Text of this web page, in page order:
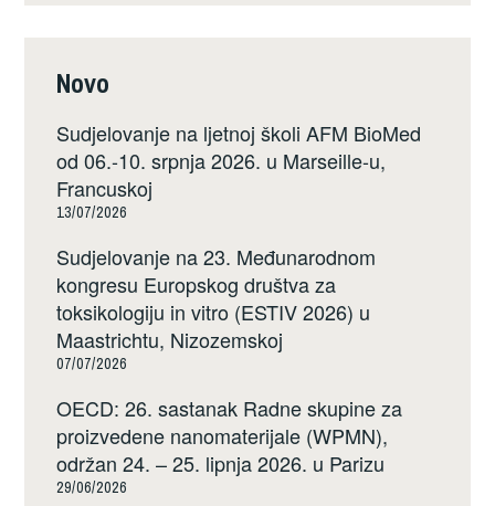
Novo
Sudjelovanje na ljetnoj školi AFM BioMed
od 06.-10. srpnja 2026. u Marseille-u,
Francuskoj
13/07/2026
Sudjelovanje na 23. Međunarodnom
kongresu Europskog društva za
toksikologiju in vitro (ESTIV 2026) u
Maastrichtu, Nizozemskoj
07/07/2026
OECD: 26. sastanak Radne skupine za
proizvedene nanomaterijale (WPMN),
održan 24. – 25. lipnja 2026. u Parizu
29/06/2026